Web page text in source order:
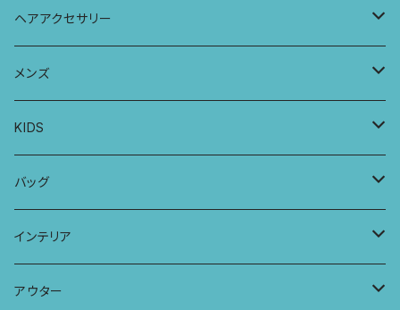
レギンス
バブーチャ
スリップワンピース
ビルヘンワンピース
半袖ワンピース
ブラ
ヨガトップ
カシュクールブラ
ショーツ
プレーンショーツ
ボンバチャショーツ
ヘアアクセサリー
リボンシュシュ
シュシュ
ヘアターバン
三つ編み紐
メンズ
メンズボクサー
パンツ
トップス
KIDS
KIDS 羽根つきTシャツ
KIDS Tシャツ
KIDS ロングスリーブトップス
バッグ
PCケース
マルシェバッグ
インテリア
カーテン
アウター